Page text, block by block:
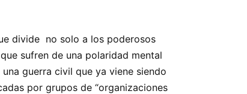
divide no solo a los poderosos
sufren de una polaridad mental
guerra civil que ya viene siendo
por grupos de “organizaciones